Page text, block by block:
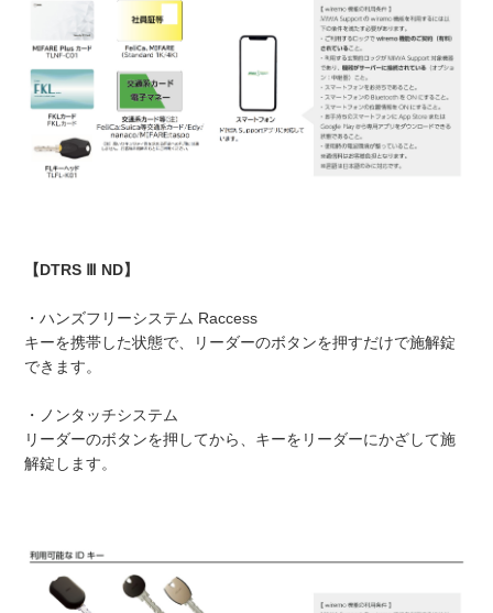
【DTRS Ⅲ ND】
・ハンズフリーシステム Raccess
キーを携帯した状態で、リーダーのボタンを押すだけで施解錠
できます。
・ノンタッチシステム
リーダーのボタンを押してから、キーをリーダーにかざして施
解錠します。